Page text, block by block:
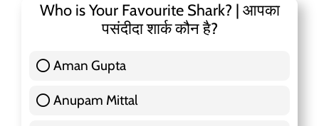
Who is Your Favourite Shark? | आपका
पसंदीदा शार्क कौन है?
Aman Gupta
Anupam Mittal